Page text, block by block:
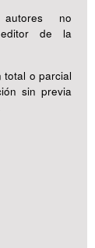
no
editor de la
total o parcial
sin previa